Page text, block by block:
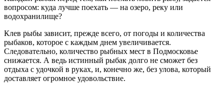
вопросом: куда лучше поехать — на озеро, реку или
водохранилище?
Клев рыбы зависит, прежде всего, от погоды и количества
рыбаков, которое с каждым днем увеличивается.
Следовательно, количество рыбных мест в Подмосковье
снижается. А ведь истинный рыбак долго не сможет без
отдыха с удочкой в руках, и, конечно же, без улова, который
доставляет огромное удовольствие.